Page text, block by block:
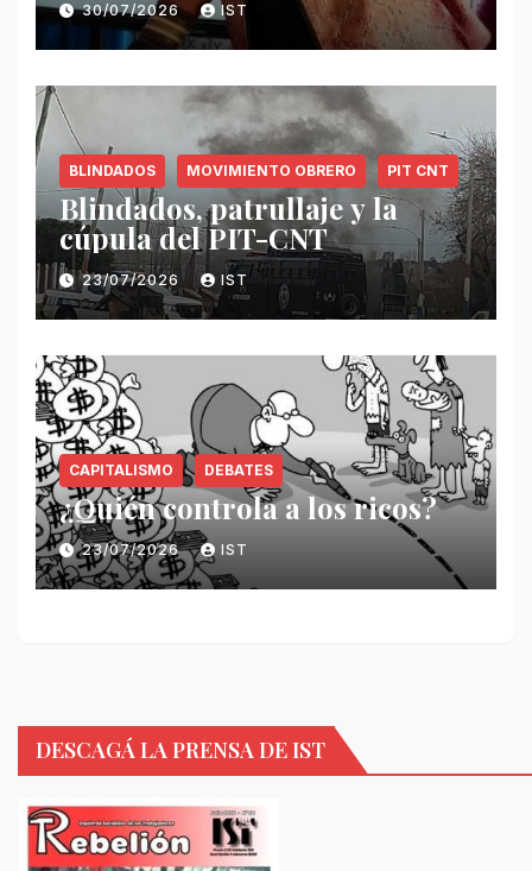
30/07/2026 IST
BLINDADOS MOVIMIENTO OBRERO PIT CNT
Blindados, patrullaje y la
cúpula del PIT-CNT
23/07/2026 IST
CAPITALISMO DEBATES
¿Quién controla a los ricos?
23/07/2026 IST
DESCAGÁ LA PRENSA DE IST